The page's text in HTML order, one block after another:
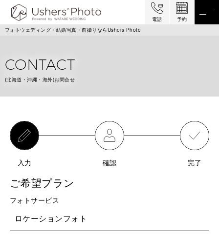
電話
予約
フォトウェディング・結婚写真・前撮りならUshers Photo
CONTACT
(北海道・沖縄・海外)お問合せ
入力 確認 完了
ご希望プラン
フォトサービス
ロケーションフォト